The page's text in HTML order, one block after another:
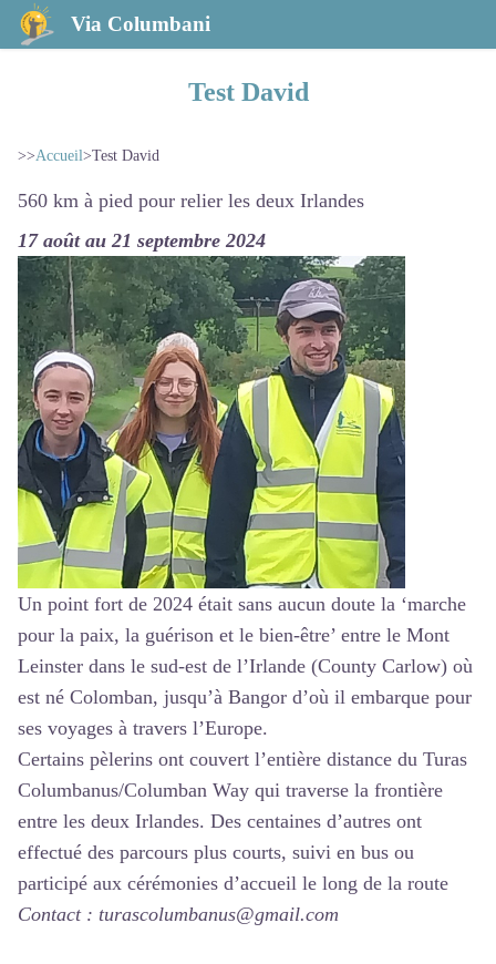
Via Columbani
Test David
>>Accueil>Test David
560 km à pied pour relier les deux Irlandes
17 août au 21 septembre 2024
Un point fort de 2024 était sans aucun doute la ‘marche
pour la paix, la guérison et le bien-être’ entre le Mont
Leinster dans le sud-est de l’Irlande (County Carlow) où
est né Colomban, jusqu’à Bangor d’où il embarque pour
ses voyages à travers l’Europe.
Certains pèlerins ont couvert l’entière distance du Turas
Columbanus/Columban Way qui traverse la frontière
entre les deux Irlandes. Des centaines d’autres ont
effectué des parcours plus courts, suivi en bus ou
participé aux cérémonies d’accueil le long de la route
Contact : turascolumbanus@gmail.com